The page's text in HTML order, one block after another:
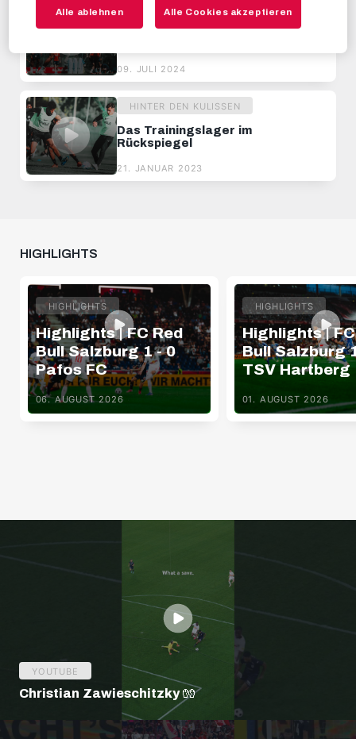
HINTER DEN KULISSEN
RBS-TV: So liefen die ersten Tage
09. JULI 2024
HINTER DEN KULISSEN
Das Trainingslager im
Rückspiegel
21. JANUAR 2023
HIGHLIGHTS
HIGHLIGHTS
Highlights | FC Red
Bull Salzburg 1 - 0
Pafos FC
06. AUGUST 2026
HIGHLIGHTS
Highlights |
Bull Salzburg
TSV Hartberg
01. AUGUST 2026
YOUTUBE
Christian Zawieschitzky 🧤
Alle ablehnen Alle Cookies akzeptieren